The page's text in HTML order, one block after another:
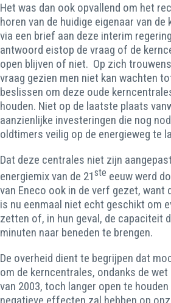
Het was dan ook opvallend om het
horen van de huidige eigenaar van
via een brief aan deze interim
antwoord eistop de vraag of de
open blijven of niet. Op zich
vraag gezien men niet kan wachten
beslissen om deze oude
houden. Niet op de laatste plaats
aanzienlijke investeringen die nog
oldtimers veilig op de energieweg te
Dat deze centrales niet zijn
energiemix van de 21ste eeuw werd
van Eneco ook in de verf gezet, want
is nu eenmaal niet echt geschikt om
zetten of, in hun geval, de capaciteit
minuten naar beneden te brengen.
De overheid dient te begrijpen dat
om de kerncentrales, ondanks de
van 2003, toch langer open te